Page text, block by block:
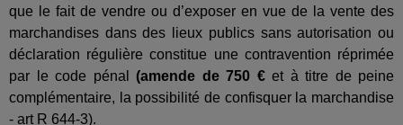
que le fait de vendre ou d’exposer en vue de la vente des
marchandises dans des lieux publics sans autorisation ou
déclaration régulière constitue une contravention réprimée
par le code pénal (amende de 750 € et à titre de peine
complémentaire, la possibilité de confisquer la marchandise
- art R 644-3).